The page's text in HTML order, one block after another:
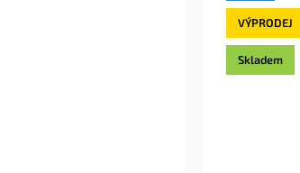
VÝPRODEJ
Skladem